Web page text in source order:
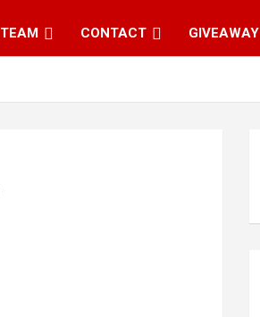
TEAM CONTACT GIVEAWAY